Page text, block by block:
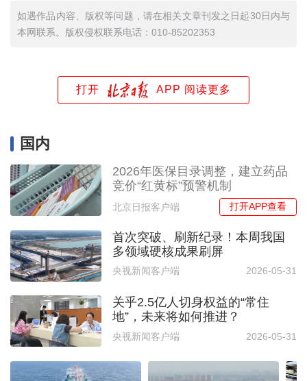
如遇作品内容、版权等问题，请在相关文章刊发之日起30日内与
本网联系。版权侵权联系电话：010-85202353
打开 APP 阅读更多
国内
2026年医保目录调整，建立药品
竞价“红黄标”预警机制
北京日报客户端 打开APP查看
首次突破、刷新纪录！本周我国
多领域硬核成果刷屏
央视新闻客户端 2026-05-31
关乎2.5亿人切身权益的“常住
地”，未来将如何推进？
央视新闻客户端 2026-05-31